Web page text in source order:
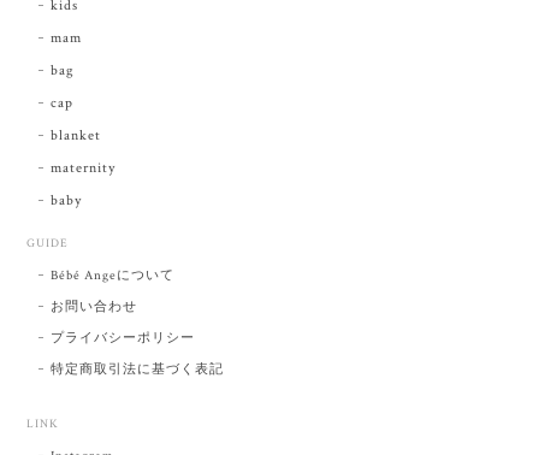
kids
mam
bag
cap
blanket
maternity
baby
GUIDE
Bébé Angeについて
お問い合わせ
プライバシーポリシー
特定商取引法に基づく表記
LINK